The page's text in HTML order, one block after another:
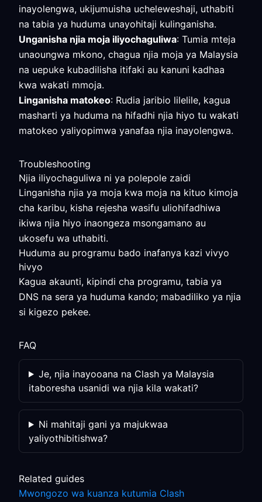
inayolengwa, ukijumuisha ucheleweshaji, uthabiti
na tabia ya huduma unayohitaji kulinganisha.
Unganisha njia moja iliyochaguliwa: Tumia mteja
unaoungwa mkono, chagua njia moja ya Malaysia
na uepuke kubadilisha itifaki au kanuni kadhaa
kwa wakati mmoja.
Linganisha matokeo: Rudia jaribio lilelile, kagua
masharti ya huduma na hifadhi njia hiyo tu wakati
matokeo yaliyopimwa yanafaa njia inayolengwa.
Troubleshooting
Njia iliyochaguliwa ni ya polepole zaidi
Linganisha njia ya moja kwa moja na kituo kimoja
cha karibu, kisha rejesha wasifu uliohifadhiwa
ikiwa njia hiyo inaongeza msongamano au
ukosefu wa uthabiti.
Huduma au programu bado inafanya kazi vivyo
hivyo
Kagua akaunti, kipindi cha programu, tabia ya
DNS na sera ya huduma kando; mabadiliko ya njia
si kigezo pekee.
FAQ
Je, njia inayooana na Clash ya Malaysia
itaboresha usanidi wa njia kila wakati?
Ni mahitaji gani ya majukwaa
yaliyothibitishwa?
Related guides
Mwongozo wa kuanza kutumia Clash